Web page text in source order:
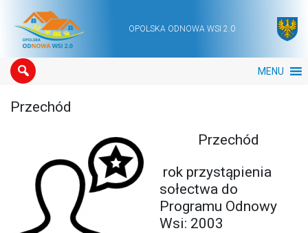
Main NavigationOPOLSKA ODNOWA WSI 2.0
MENU
Przechód
Przechód
rok przystąpienia
sołectwa do
Programu Odnowy
Wsi: 2003